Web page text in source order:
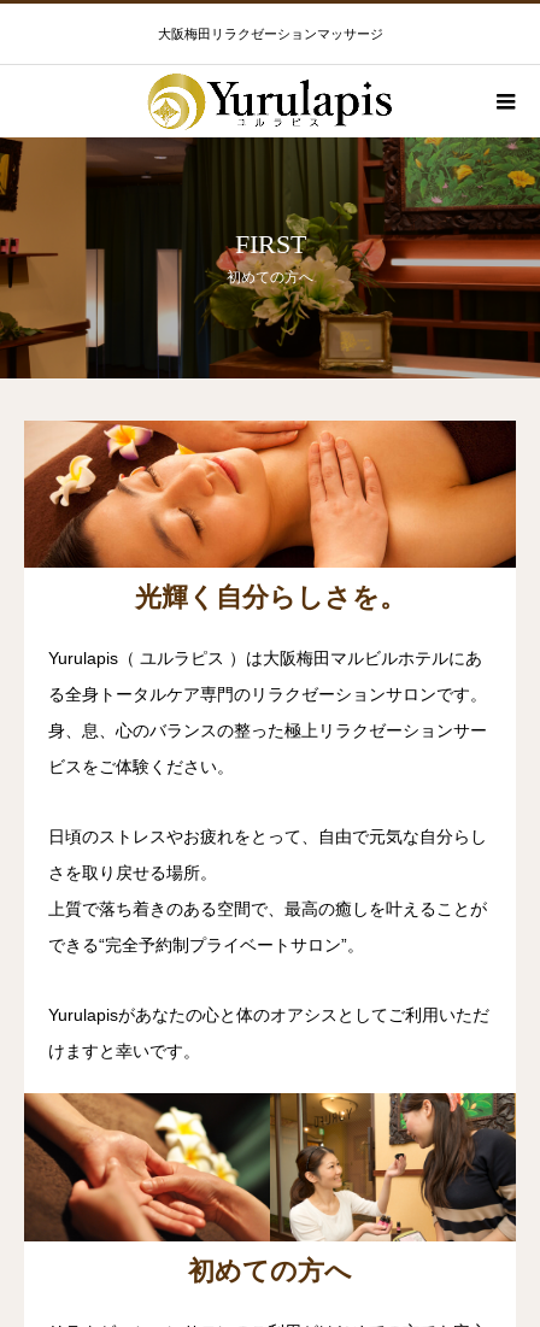
大阪梅田リラクゼーションマッサージ
FIRST
初めての方へ
光輝く自分らしさを。
Yurulapis（ ユルラピス ）は大阪梅田マルビルホテルにあ
る全身トータルケア専門のリラクゼーションサロンです。
身、息、心のバランスの整った極上リラクゼーションサー
ビスをご体験ください。
日頃のストレスやお疲れをとって、自由で元気な自分らし
さを取り戻せる場所。
上質で落ち着きのある空間で、最高の癒しを叶えることが
できる“完全予約制プライベートサロン”。
Yurulapisがあなたの心と体のオアシスとしてご利用いただ
けますと幸いです。
初めての方へ